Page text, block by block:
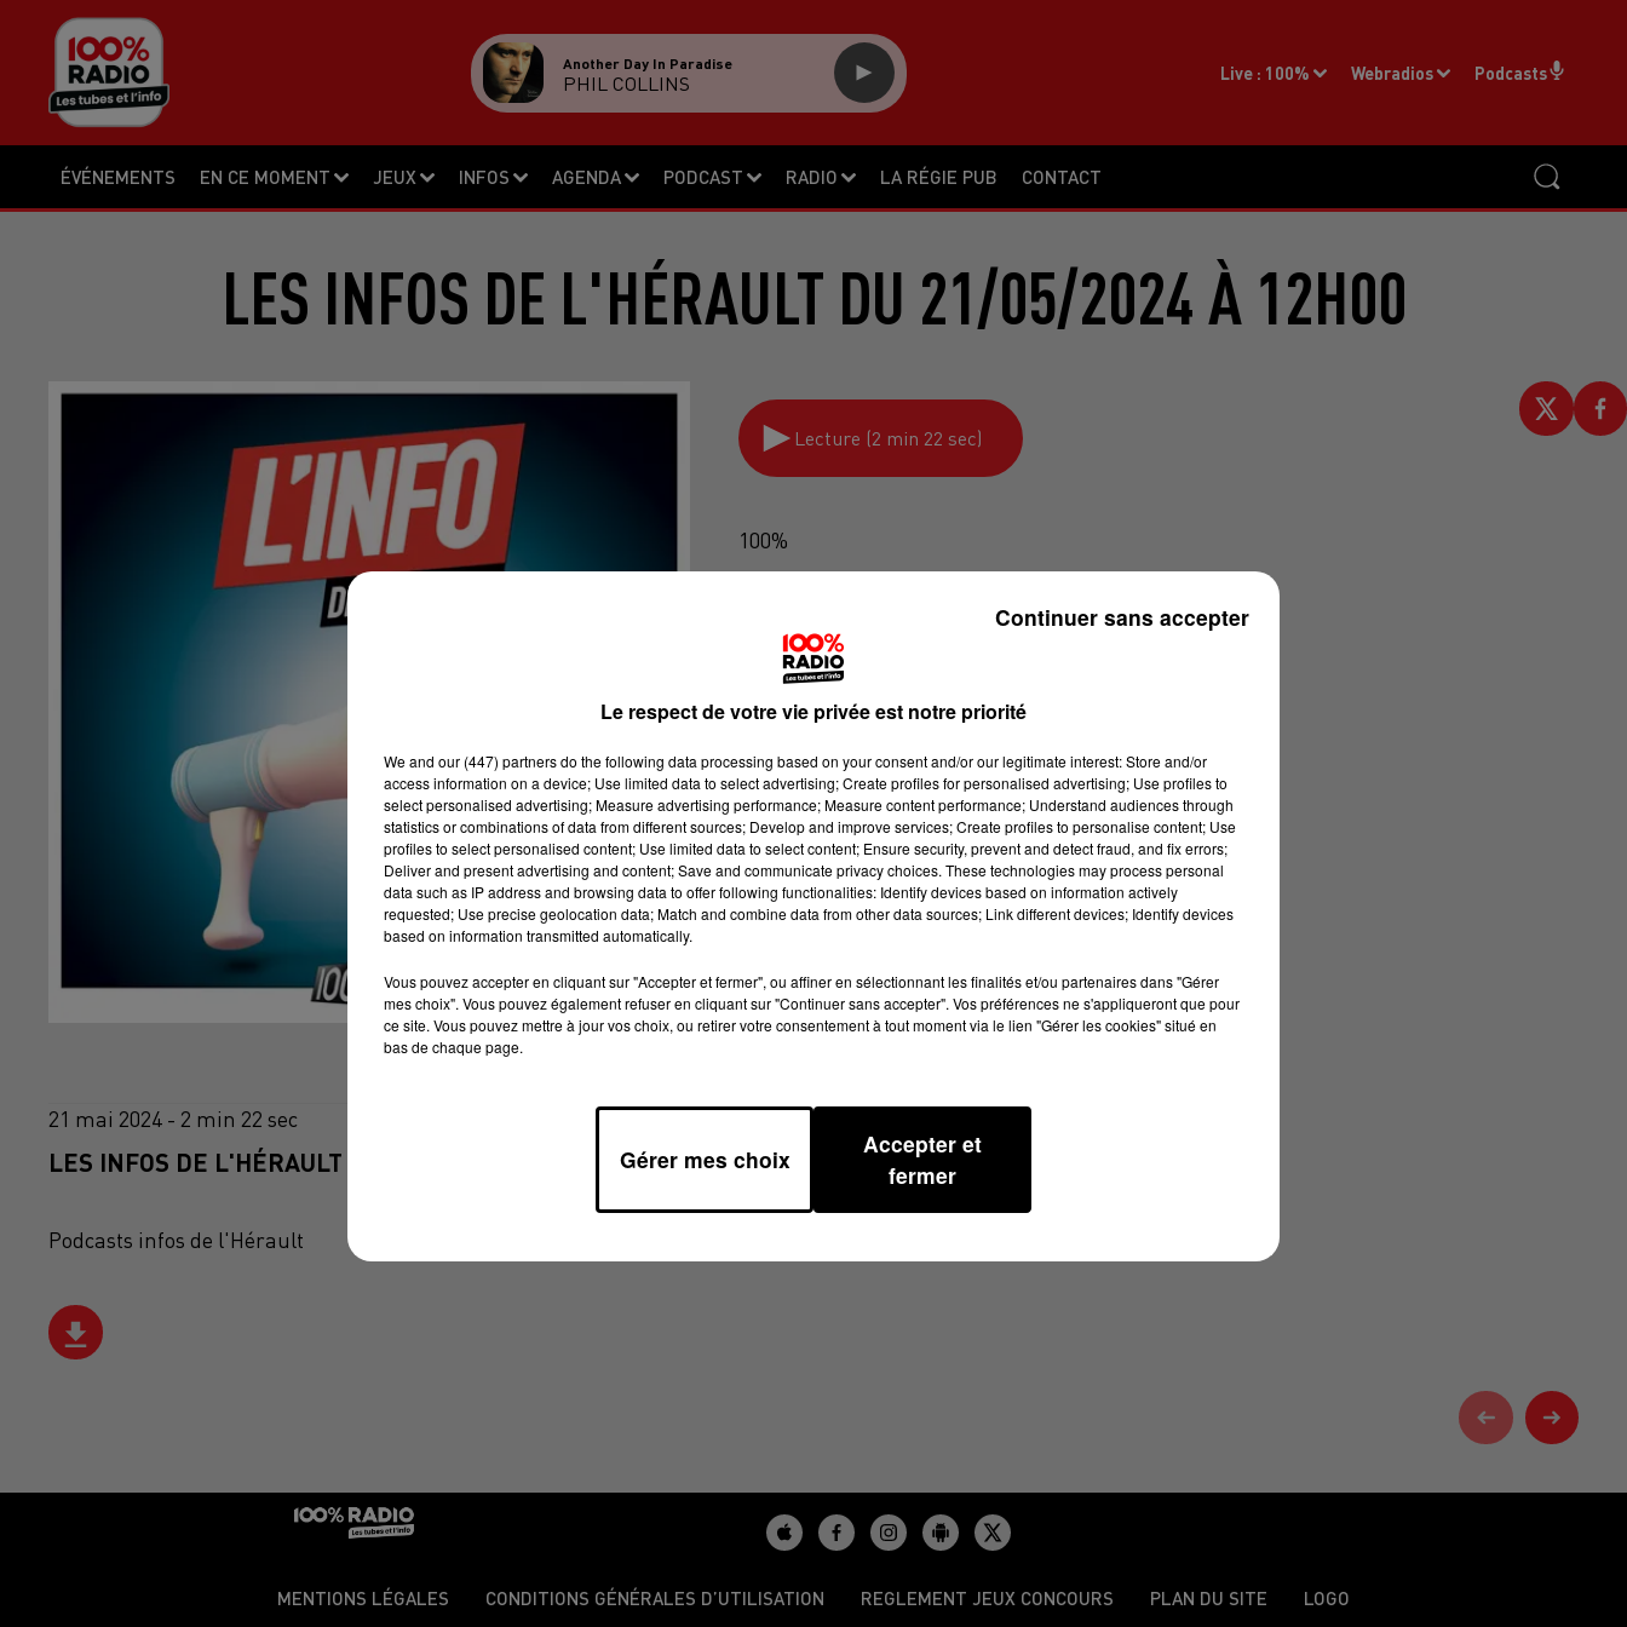
ÉVÉNEMENTS EN CE MOMENT JEUX INFOS AGENDA PODCAST RADIO LA RÉGIE PUB CONTACT
Live : 100% Webradios Podcasts
Another Day In Paradise
PHIL COLLINS
LES INFOS DE L'HÉRAULT DU 21/05/2024 À 12H00
Lecture (2 min 22 sec)
100%
21 mai 2024 - 2 min 22 sec
LES INFOS DE L'HÉRAULT DU 21/05/2024 À 12H00
Podcasts infos de l'Hérault
MENTIONS LÉGALES CONDITIONS GÉNÉRALES D’UTILISATION REGLEMENT JEUX CONCOURS PLAN DU SITE LOGO
Le respect de votre vie privée est notre priorité
We and our (447) partnersdo the following data processing based on your consent and/or our legitimate interest: Store and/or
access information on a device; Use limited data to select advertising; Create profiles for personalised advertising; Use profiles to
select personalised advertising; Measure advertising performance; Measure content performance; Understand audiences through
statistics or combinations of data from different sources; Develop and improve services; Create profiles to personalise content; Use
profiles to select personalised content; Use limited data to select content; Ensure security, prevent and detect fraud, and fix errors;
Deliver and present advertising and content; Save and communicate privacy choices. These technologies may process personal
data such as IP address and browsing data to offer following functionalities: Identify devices based on information actively
requested; Use precise geolocation data; Match and combine data from other data sources; Link different devices; Identify devices
based on information transmitted automatically.
Vous pouvez accepter en cliquant sur "Accepter et fermer", ou affiner en sélectionnant les finalités et/ou partenaires dans "Gérer
mes choix". Vous pouvez également refuser en cliquant sur "Continuer sans accepter". Vos préférences ne s'appliqueront que pour
ce site. Vous pouvez mettre à jour vos choix, ou retirer votre consentement à tout moment via le lien "Gérer les cookies" situé en
bas de chaque page.
Gérer mes choix
Accepter et
fermer
Continuer sans accepter